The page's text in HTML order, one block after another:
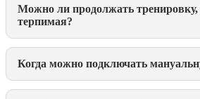
Можно ли продолжать тренировку,
терпимая?
Когда можно подключать